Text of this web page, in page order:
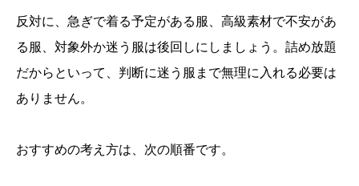
反対に、急ぎで着る予定がある服、高級素材で不安があ
る服、対象外か迷う服は後回しにしましょう。詰め放題
だからといって、判断に迷う服まで無理に入れる必要は
ありません。
おすすめの考え方は、次の順番です。